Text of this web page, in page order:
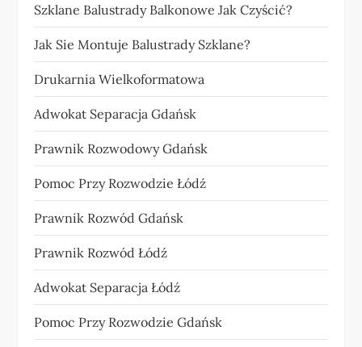
Szklane Balustrady Balkonowe Jak Czyścić?
Jak Sie Montuje Balustrady Szklane?
Drukarnia Wielkoformatowa
Adwokat Separacja Gdańsk
Prawnik Rozwodowy Gdańsk
Pomoc Przy Rozwodzie Łódź
Prawnik Rozwód Gdańsk
Prawnik Rozwód Łódź
Adwokat Separacja Łódź
Pomoc Przy Rozwodzie Gdańsk